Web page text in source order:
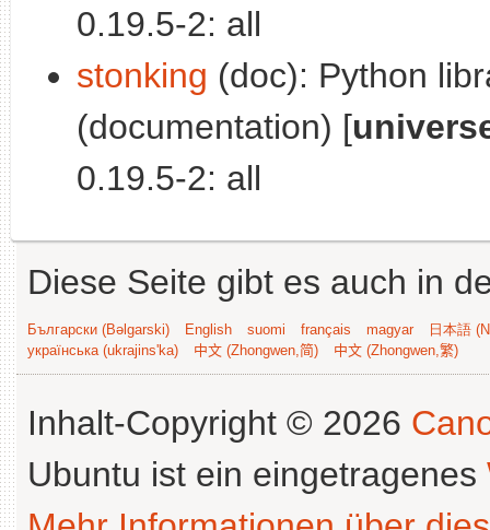
0.19.5-2: all
stonking (doc): Python
(documentation) [
0.19.5-2: all
Diese Seite gibt es auch in
Български (Bəlgarski) English suomi français magyar
日本語
українська (ukrajins'ka)
中文 (Zhongwen,简) 中文 (Zhongwen,繁)
Inhalt-Copyright © 2026
Ubuntu ist ein eingetragenes